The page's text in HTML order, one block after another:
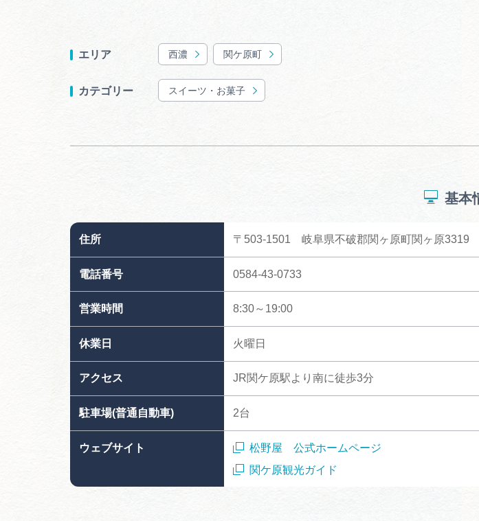
エリア 西濃 関ケ原町
カテゴリー スイーツ・お菓子
基本
住所 〒503-1501 岐阜県不破郡関ヶ原町関ヶ原3319
電話番号 0584-43-0733
営業時間 8:30～19:00
休業日 火曜日
アクセス JR関ケ原駅より南に徒歩3分
駐車場(普通自動車) 2台
ウェブサイト
松野屋 公式ホームページ
関ケ原観光ガイド